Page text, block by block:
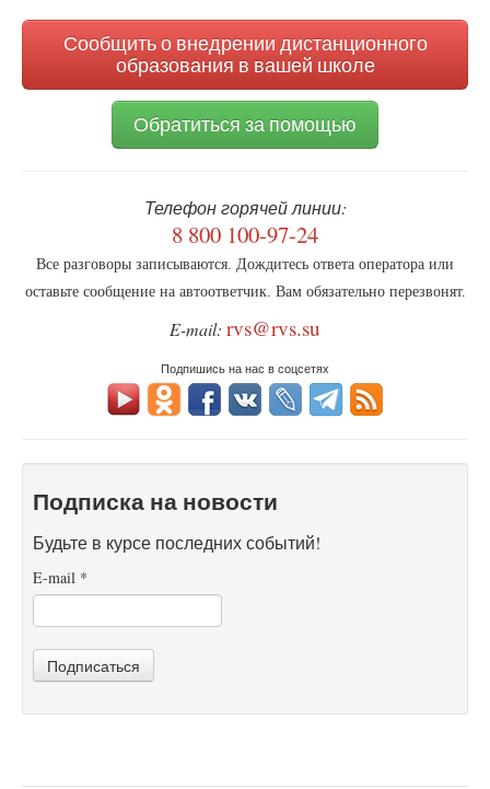
творчески
подойти
к
воспитанию
своих
детей
Сообщить о внедрении дистанционного
образования в вашей школе
Обратиться за помощью
Телефон горячей линии:
8 800 100-97-24
Все разговоры записываются. Дождитесь ответа оператора или
оставьте сообщение на автоответчик. Вам обязательно перезвонят.
E-mail: rvs@rvs.su
Подпишись на нас в соцсетях
Подписка на новости
Будьте в курсе последних событий!
E-mail *
Подписаться